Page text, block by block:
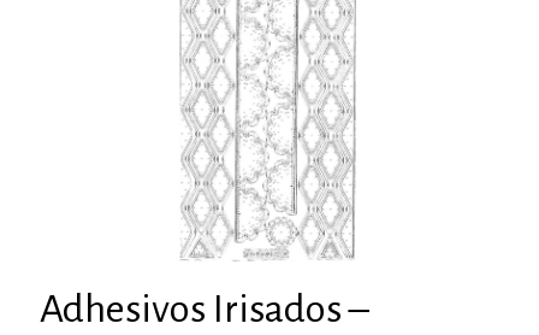
Adhesivos Irisados –